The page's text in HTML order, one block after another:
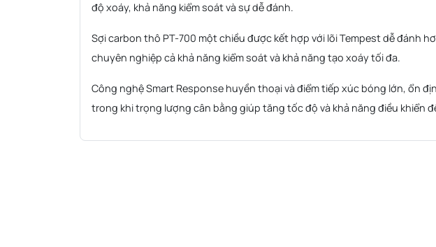
độ xoáy, khả năng kiểm soát và sự dễ đánh.
Sợi carbon thô PT-700 một chiều được kết hợp với lõi Tempest dễ đánh
chuyên nghiệp cả khả năng kiểm soát và khả năng tạo xoáy tối đa.
Công nghệ Smart Response huyền thoại và điểm tiếp xúc bóng lớn, ổn
trong khi trọng lượng cân bằng giúp tăng tốc độ và khả năng điều khiển